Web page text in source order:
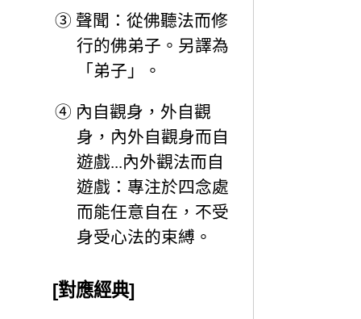
③ 聲聞：從佛聽法而修
行的佛弟子。另譯為
「弟子」。
④ 內自觀身，外自觀
身，內外自觀身而自
遊戲...內外觀法而自
遊戲：專注於四念處
而能任意自在，不受
身受心法的束縛。
[對應經典]